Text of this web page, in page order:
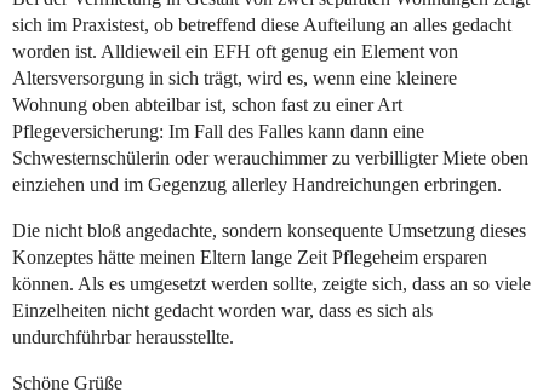
sich im Praxistest, ob betreffend diese Aufteilung an alles gedacht
worden ist. Alldieweil ein EFH oft genug ein Element von
Altersversorgung in sich trägt, wird es, wenn eine kleinere
Wohnung oben abteilbar ist, schon fast zu einer Art
Pflegeversicherung: Im Fall des Falles kann dann eine
Schwesternschülerin oder werauchimmer zu verbilligter Miete oben
einziehen und im Gegenzug allerley Handreichungen erbringen.
Die nicht bloß angedachte, sondern konsequente Umsetzung dieses
Konzeptes hätte meinen Eltern lange Zeit Pflegeheim ersparen
können. Als es umgesetzt werden sollte, zeigte sich, dass an so viele
Einzelheiten nicht gedacht worden war, dass es sich als
undurchführbar herausstellte.
Schöne Grüße